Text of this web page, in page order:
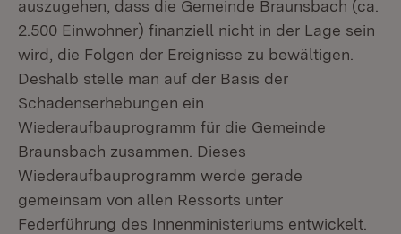
auszugehen, dass die Gemeinde Braunsbach (ca.
2.500 Einwohner) finanziell nicht in der Lage sein
wird, die Folgen der Ereignisse zu bewältigen.
Deshalb stelle man auf der Basis der
Schadenserhebungen ein
Wiederaufbauprogramm für die Gemeinde
Braunsbach zusammen. Dieses
Wiederaufbauprogramm werde gerade
gemeinsam von allen Ressorts unter
Federführung des Innenministeriums entwickelt.